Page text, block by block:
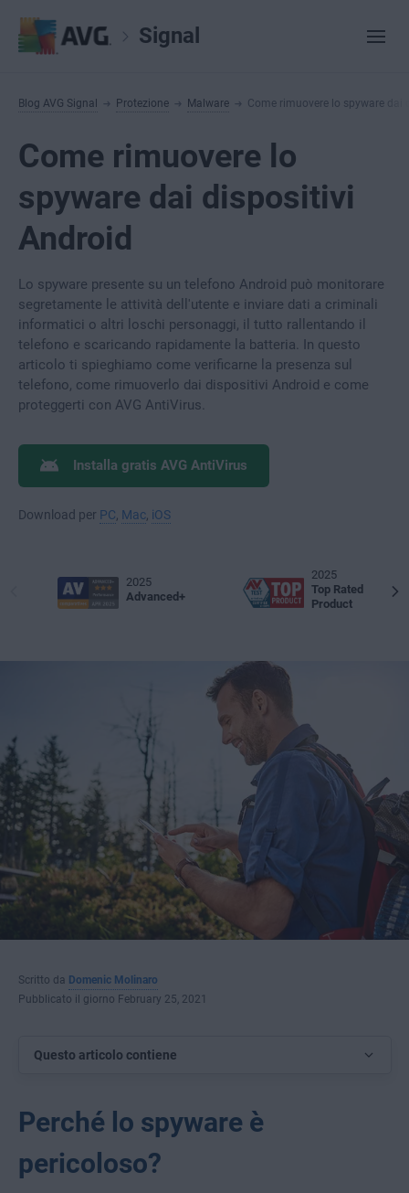
Signal
Blog AVG Signal Protezione Malware Come rimuovere lo spyware dai
Come rimuovere lo
spyware dai dispositivi
Android
Lo spyware presente su un telefono Android può monitorare
segretamente le attività dell'utente e inviare dati a criminali
informatici o altri loschi personaggi, il tutto rallentando il
telefono e scaricando rapidamente la batteria. In questo
articolo ti spieghiamo come verificarne la presenza sul
telefono, come rimuoverlo dai dispositivi Android e come
proteggerti con AVG AntiVirus.
Installa gratis AVG AntiVirus
Download per PC Mac iOS
2025
Advanced+
2025
Top Rated
Product
Scritto da Domenic Molinaro
Pubblicato il giorno February 25, 2021
Questo articolo contiene
Perché lo spyware è
pericoloso?